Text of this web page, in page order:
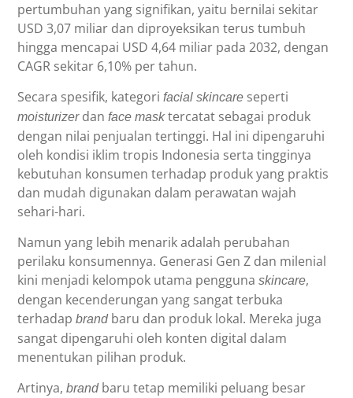
pertumbuhan yang signifikan, yaitu bernilai sekitar
USD 3,07 miliar dan diproyeksikan terus tumbuh
hingga mencapai USD 4,64 miliar pada 2032, dengan
CAGR sekitar 6,10% per tahun.
Secara spesifik, kategori facial skincare seperti
moisturizerdanface masktercatat sebagai produk
dengan nilai penjualan tertinggi. Hal ini dipengaruhi
oleh kondisi iklim tropis Indonesia serta tingginya
kebutuhan konsumen terhadap produk yang praktis
dan mudah digunakan dalam perawatan wajah
sehari-hari.
Namun yang lebih menarik adalah perubahan
perilaku konsumennya. Generasi Gen Z dan milenial
kini menjadi kelompok utama pengguna skincare,
dengan kecenderungan yang sangat terbuka
terhadapbrandbaru dan produk lokal. Mereka juga
sangat dipengaruhi oleh konten digital dalam
menentukan pilihan produk.
Artinya,brandbaru tetap memiliki peluang besar